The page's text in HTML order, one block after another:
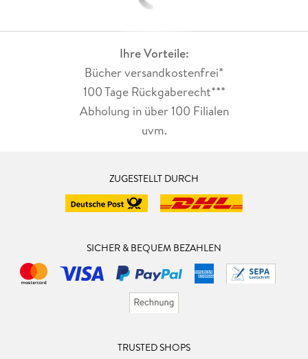
Ihre Vorteile:
Bücher versandkostenfrei*
100 Tage Rückgaberecht***
Abholung in über 100 Filialen
uvm.
ZUGESTELLT DURCH
SICHER & BEQUEM BEZAHLEN
TRUSTED SHOPS